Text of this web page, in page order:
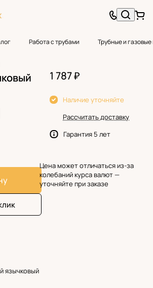
Работа с трубами Трубные и
язычковый
1 787 ₽
Наличие уточняйте
Рассчитать доставку
Гарантия 5 лет
Цена может отличаться из-за
колебаний курса валют —
уточняйте при заказе